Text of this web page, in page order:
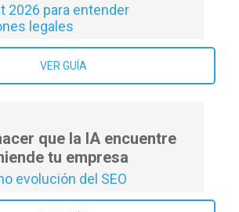
2026 para entender
legales
VER GUÍA
que la IA encuentre
tu empresa
evolución del SEO